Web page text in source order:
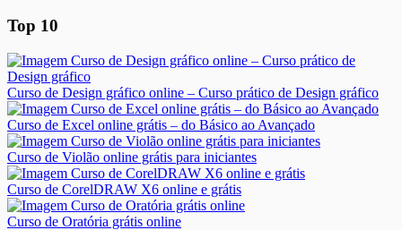
Top 10
Curso de Design gráfico online – Curso prático de Design gráfico
Curso de Excel online grátis – do Básico ao Avançado
Curso de Violão online grátis para iniciantes
Curso de CorelDRAW X6 online e grátis
Curso de Oratória grátis online